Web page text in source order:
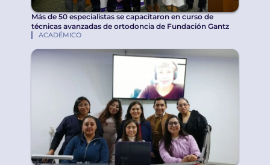
Más de 50 especialistas se capacitaron en curso de
técnicas avanzadas de ortodoncia de Fundación Gantz
ACADÉMICO